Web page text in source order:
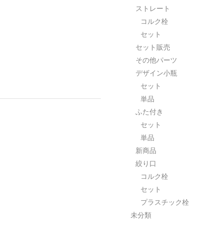
ストレート
コルク栓
セット
セット販売
その他パーツ
デザイン小瓶
セット
単品
ふた付き
セット
単品
新商品
絞り口
コルク栓
セット
プラスチック栓
未分類